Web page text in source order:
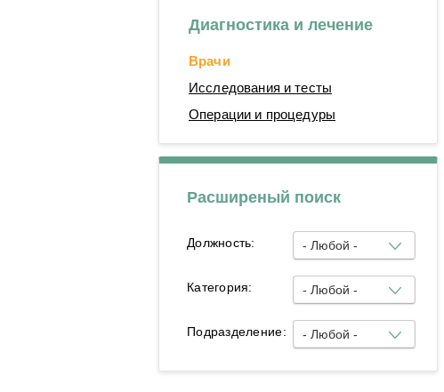
центра
Отделения
Лаборатории
Диагностика и лечение
Врачи
Исследования и тесты
Операции и процедуры
Расширеный поиск
- Любой -
Должность:
- Любой -
Категория:
- Любой -
Подразделение: